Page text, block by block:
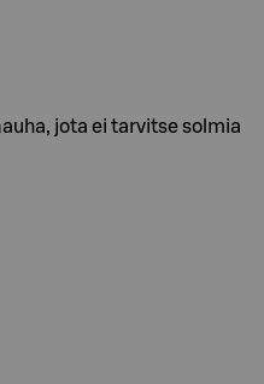
jota ei tarvitse solmia